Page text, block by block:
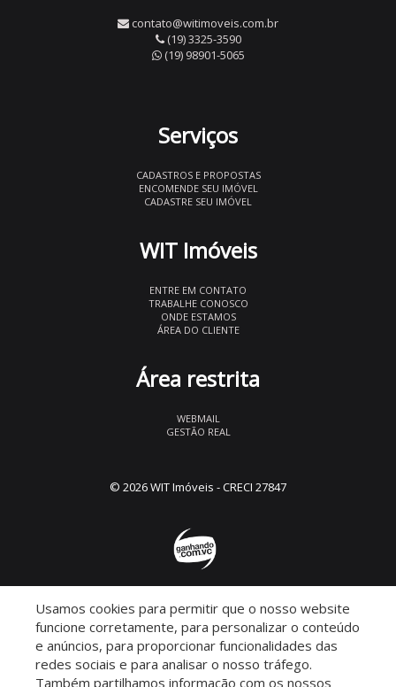
contato@witimoveis.com.br
(19) 3325-3590
(19) 98901-5065
Serviços
CADASTROS E PROPOSTAS
ENCOMENDE SEU IMÓVEL
CADASTRE SEU IMÓVEL
WIT Imóveis
ENTRE EM CONTATO
TRABALHE CONOSCO
ONDE ESTAMOS
ÁREA DO CLIENTE
Área restrita
WEBMAIL
GESTÃO REAL
© 2026 WIT Imóveis - CRECI 27847
Descomplicado por:
Usamos cookies para permitir que o nosso website
funcione corretamente, para personalizar o conteúdo
e anúncios, para proporcionar funcionalidades das
redes sociais e para analisar o nosso tráfego.
Também partilhamos informação com os nossos